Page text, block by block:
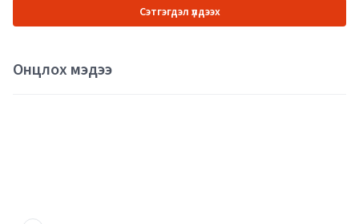
Сэтгэгдэл үлдээх
Онцлох мэдээ